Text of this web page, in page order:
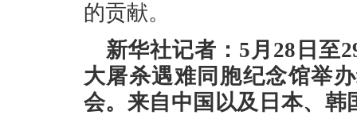
的贡献。
新华社记者：5月28日至
大屠杀遇难同胞纪念馆举
会。来自中国以及日本、